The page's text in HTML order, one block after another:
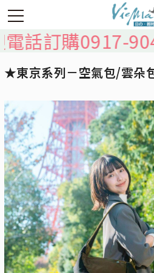
0917-904-
★東京系列－空氣包/雲朵